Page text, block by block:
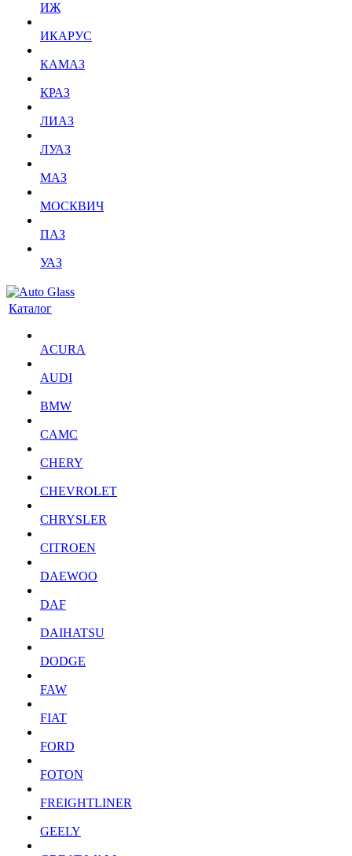
ИЖ
ИКАРУС
КАМАЗ
КРАЗ
ЛИАЗ
ЛУАЗ
МАЗ
МОСКВИЧ
ПАЗ
УАЗ
Каталог
ACURA
AUDI
BMW
CAMC
CHERY
CHEVROLET
CHRYSLER
CITROEN
DAEWOO
DAF
DAIHATSU
DODGE
FAW
FIAT
FORD
FOTON
FREIGHTLINER
GEELY